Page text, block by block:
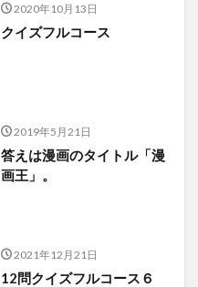
2020年10月13日
クイズフルコース
2019年5月21日
答えは漫画のタイトル「漫
画王」。
2021年12月21日
12問クイズフルコース６